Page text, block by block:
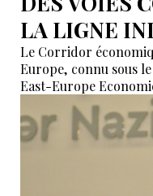
LA LIGNE
Le Corridor
Europe, connu sous
East-Europe